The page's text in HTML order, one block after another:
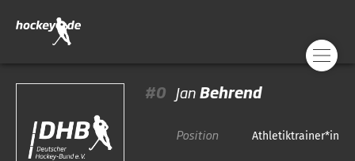
#0 JanBehrend
Position Athletiktrainer*in